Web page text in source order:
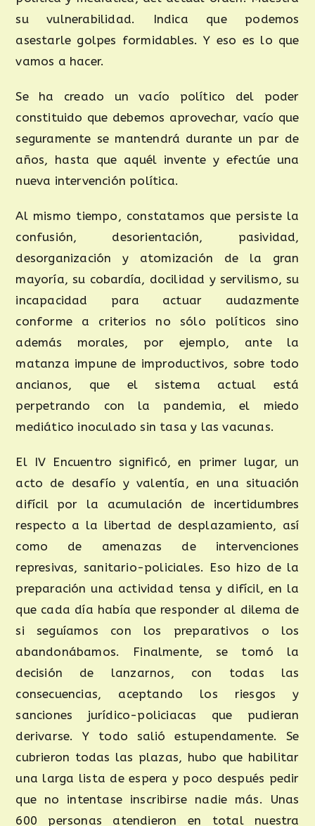
su vulnerabilidad. Indica que podemos
asestarle golpes formidables. Y eso es lo que
vamos a hacer.
Se ha creado un vacío político del poder
constituido que debemos aprovechar, vacío que
seguramente se mantendrá durante un par de
años, hasta que aquél invente y efectúe una
nueva intervención política.
Al mismo tiempo, constatamos que persiste la
confusión, desorientación, pasividad,
desorganización y atomización de la gran
mayoría, su cobardía, docilidad y servilismo, su
incapacidad para actuar audazmente
conforme a criterios no sólo políticos sino
además morales, por ejemplo, ante la
matanza impune de improductivos, sobre todo
ancianos, que el sistema actual está
perpetrando con la pandemia, el miedo
mediático inoculado sin tasa y las vacunas.
El IV Encuentro significó, en primer lugar, un
acto de desafío y valentía, en una situación
difícil por la acumulación de incertidumbres
respecto a la libertad de desplazamiento, así
como de amenazas de intervenciones
represivas, sanitario-policiales. Eso hizo de la
preparación una actividad tensa y difícil, en la
que cada día había que responder al dilema de
si seguíamos con los preparativos o los
abandonábamos. Finalmente, se tomó la
decisión de lanzarnos, con todas las
consecuencias, aceptando los riesgos y
sanciones jurídico-policiacas que pudieran
derivarse. Y todo salió estupendamente. Se
cubrieron todas las plazas, hubo que habilitar
una larga lista de espera y poco después pedir
que no intentase inscribirse nadie más. Unas
600 personas atendieron en total nuestra